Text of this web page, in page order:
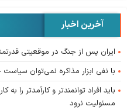
آخرین اخبار
ایران پس از جنگ در موقعیتی
با نفی ابزار مذاکره نمی‌توان
باید افراد توانمندتر و کارآمدتر را
مسئولیت نرود